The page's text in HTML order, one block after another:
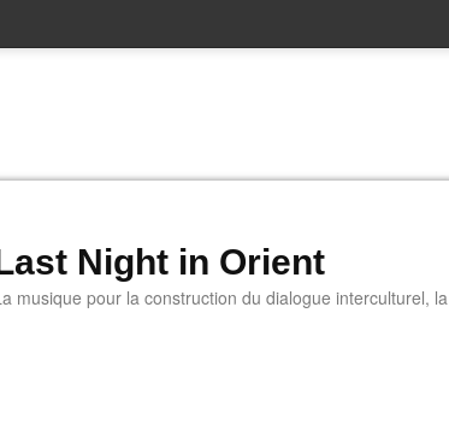
Night in Orient
musique pour la construction du dialogue interculturel,